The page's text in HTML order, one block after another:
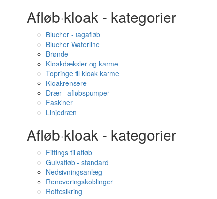
Afløb·kloak - kategorier
Blücher - tagafløb
Blucher Waterline
Brønde
Kloakdæksler og karme
Topringe til kloak karme
Kloakrensere
Dræn- afløbspumper
Faskiner
Linjedræn
Afløb·kloak - kategorier
Fittings til afløb
Gulvafløb - standard
Nedsivningsanlæg
Renoveringskoblinger
Rottesikring